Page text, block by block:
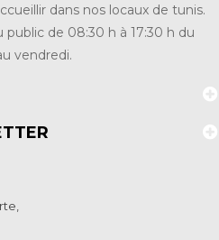
dans nos locaux de tunis.
de 08:30 h à 17:30 h du
vendredi.